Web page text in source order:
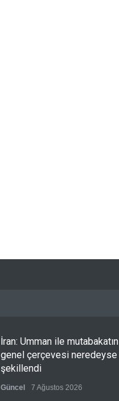
İran: Umman ile mutabakatın
genel çerçevesi neredeyse
şekillendi
Güncel 7 Ağustos 2026